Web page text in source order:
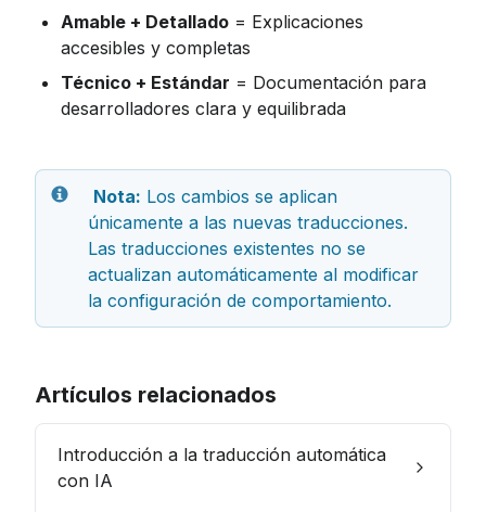
Amable + Detallado = Explicaciones
accesibles y completas
Técnico + Estándar = Documentación para
desarrolladores clara y equilibrada
Nota: Los cambios se aplican
únicamente a las nuevas traducciones.
Las traducciones existentes no se
actualizan automáticamente al modificar
la configuración de comportamiento.
Artículos relacionados
Introducción a la traducción automática
con IA